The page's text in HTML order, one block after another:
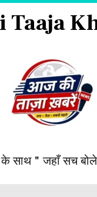
Taaja
साथ " जहाँ सच